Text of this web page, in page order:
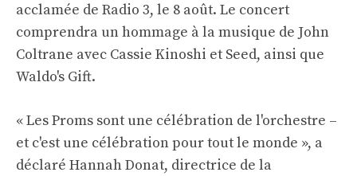
acclamée de Radio 3, le 8 août. Le concert
comprendra un hommage à la musique de John
Coltrane avec Cassie Kinoshi et Seed, ainsi que
Waldo's Gift.
« Les Proms sont une célébration de l'orchestre –
et c'est une célébration pour tout le monde », a
déclaré Hannah Donat, directrice de la